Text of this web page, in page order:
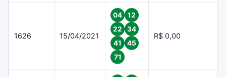
1626 15/04/2021
04
12
22
34
41
45
71
R$ 0,00